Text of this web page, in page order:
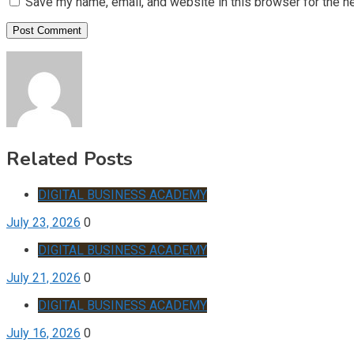
Related Posts
DIGITAL BUSINESS ACADEMY
July 23, 2026 0
DIGITAL BUSINESS ACADEMY
July 21, 2026 0
DIGITAL BUSINESS ACADEMY
July 16, 2026 0